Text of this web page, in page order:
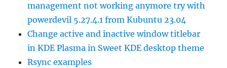
management not working anymore try with
powerdevil 5.27.4.1 from Kubuntu 23.04
Change active and inactive window titlebar
in KDE Plasma in Sweet KDE desktop theme
Rsync examples